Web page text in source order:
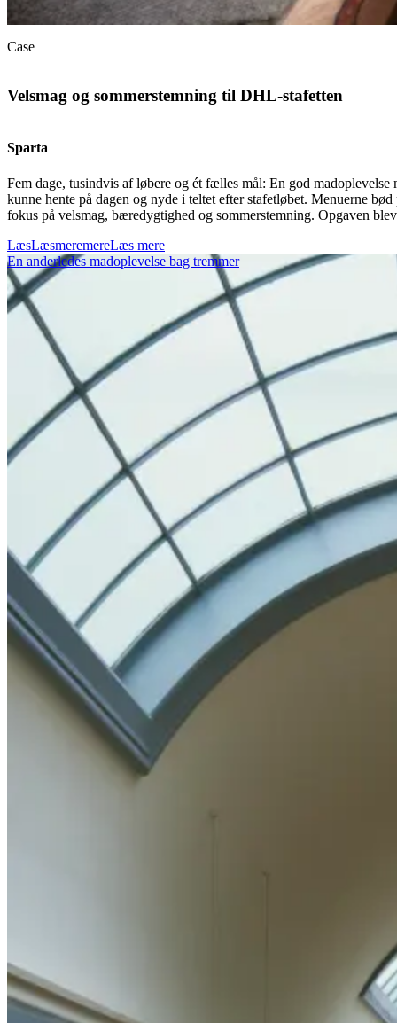
Velsmag og sommerstemning til DHL-stafetten
Sparta
Fem dage, tusindvis af løbere og ét fælles mål: En god
kunne hente på dagen og nyde i teltet efter stafetløbet. Menuerne
fokus på velsmag, bæredygtighed og sommerstemning. Opgaven
Case
LæsLæsmeremereLæs mere
En anderledes madoplevelse bag tremmer